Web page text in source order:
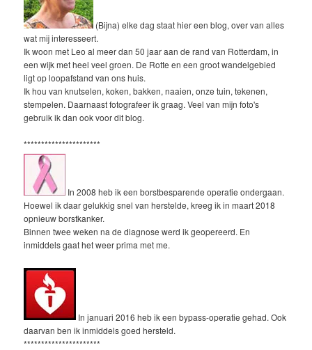
(Bijna) elke dag staat hier een blog, over van alles
wat mij interesseert.
Ik woon met Leo al meer dan 50 jaar aan de rand van Rotterdam, in
een wijk met heel veel groen. De Rotte en een groot wandelgebied
ligt op loopafstand van ons huis.
Ik hou van knutselen, koken, bakken, naaien, onze tuin, tekenen,
stempelen. Daarnaast fotografeer ik graag. Veel van mijn foto's
gebruik ik dan ook voor dit blog.
**********************
In 2008 heb ik een borstbesparende operatie ondergaan.
Hoewel ik daar gelukkig snel van herstelde, kreeg ik in maart 2018
opnieuw borstkanker.
Binnen twee weken na de diagnose werd ik geopereerd. En
inmiddels gaat het weer prima met me.
In januari 2016 heb ik een bypass-operatie gehad. Ook
daarvan ben ik inmiddels goed hersteld.
**********************